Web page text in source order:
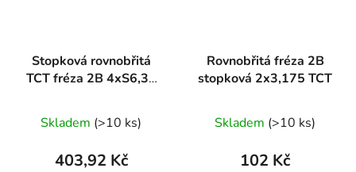
Stopková rovnobřitá
TCT fréza 2B 4xS6,35
Skladem (>10 ks)
403,92 Kč
Rovnobřitá fréza 2B
stopková 2x3,175 TCT
Skladem (>10 ks)
102 Kč